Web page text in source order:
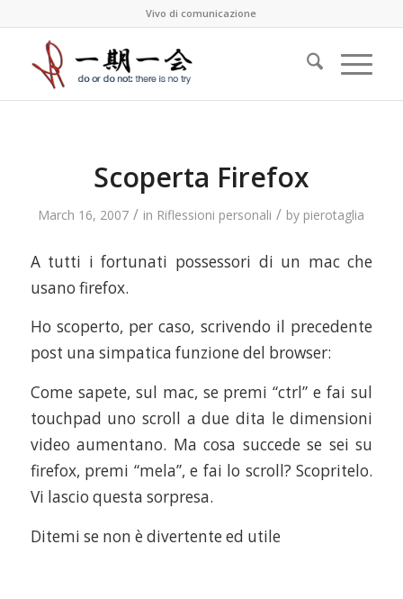
Vivo di comunicazione
Scoperta Firefox
March 16, 2007 / in Riflessioni personali / by pierotaglia
A tutti i fortunati possessori di un mac che
usano firefox.
Ho scoperto, per caso, scrivendo il precedente
post una simpatica funzione del browser:
Come sapete, sul mac, se premi “ctrl” e fai sul
touchpad uno scroll a due dita le dimensioni
video aumentano. Ma cosa succede se sei su
firefox, premi “mela”, e fai lo scroll? Scopritelo.
Vi lascio questa sorpresa.
Ditemi se non è divertente ed utile